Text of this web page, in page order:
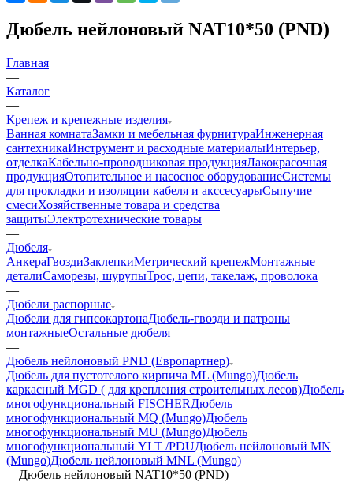
Дюбель нейлоновый NAT10*50 (PND)
Главная
—
Каталог
—
Крепеж и крепежные изделия
Ванная комнатаЗамки и мебельная фурнитураИнженерная
сантехникаИнструмент и расходные материалыИнтерьер,
отделкаКабельно-проводниковая продукцияЛакокрасочная
продукцияОтопительное и насосное оборудованиеСистемы
для прокладки и изоляции кабеля и акссесуарыСыпучие
смесиХозяйственные товара и средства
защитыЭлектротехнические товары
—
Дюбеля
АнкераГвоздиЗаклепкиМетрический крепежМонтажные
деталиСаморезы, шурупыТрос, цепи, такелаж, проволока
—
Дюбели распорные
Дюбели для гипсокартонаДюбель-гвозди и патроны
монтажныеОстальные дюбеля
—
Дюбель нейлоновый PND (Европартнер)
Дюбель для пустотелого кирпича МL (Mungo)Дюбель
каркасный MGD ( для крепления строительных лесов)Дюбель
многофункциональный FISCHERДюбель
многофункциональный MQ (Mungo)Дюбель
многофункциональный MU (Mungo)Дюбель
многофункциональный YLT /PDUДюбель нейлоновый MN
(Mungo)Дюбель нейлоновый MNL (Mungo)
—Дюбель нейлоновый NAT10*50 (PND)